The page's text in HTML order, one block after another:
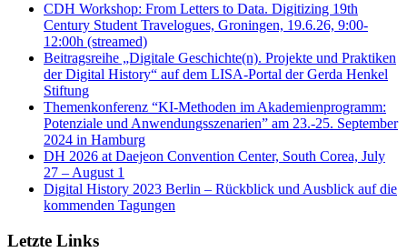
CDH Workshop: From Letters to Data. Digitizing 19th
Century Student Travelogues, Groningen, 19.6.26, 9:00-
12:00h (streamed)
Beitragsreihe „Digitale Geschichte(n). Projekte und Praktiken
der Digital History“ auf dem LISA-Portal der Gerda Henkel
Stiftung
Themenkonferenz “KI-Methoden im Akademienprogramm:
Potenziale und Anwendungsszenarien” am 23.-25. September
2024 in Hamburg
DH 2026 at Daejeon Convention Center, South Corea, July
27 – August 1
Digital History 2023 Berlin – Rückblick und Ausblick auf die
kommenden Tagungen
Letzte Links